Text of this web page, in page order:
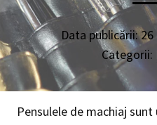
Data publicării:
Categorii:
Pensulele de machiaj